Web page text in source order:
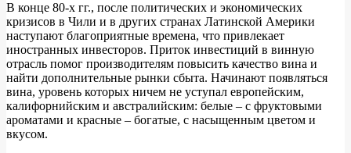
В конце 80-х гг., после политических и экономических
кризисов в Чили и в других странах Латинской Америки
наступают благоприятные времена, что привлекает
иностранных инвесторов. Приток инвестиций в винную
отрасль помог производителям повысить качество вина и
найти дополнительные рынки сбыта. Начинают появляться
вина, уровень которых ничем не уступал европейским,
калифорнийским и австралийским: белые – с фруктовыми
ароматами и красные – богатые, с насыщенным цветом и
вкусом.